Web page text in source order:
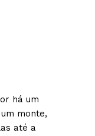
há um
monte,
até a